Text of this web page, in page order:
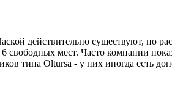
действительно существуют, но
свободных мест. Часто компании
типа Oltursa - у них иногда есть